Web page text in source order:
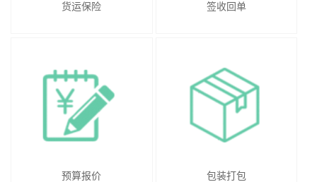
货运保险 签收回单
预算报价 包装打包